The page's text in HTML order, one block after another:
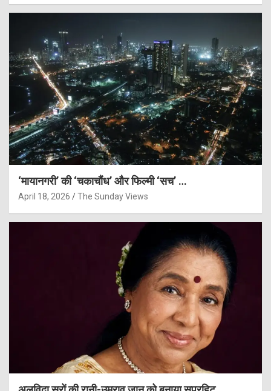
‘मायानगरी’ की ‘चकाचौंध’ और फिल्मी ‘सच’ …
April 18, 2026 The Sunday Views